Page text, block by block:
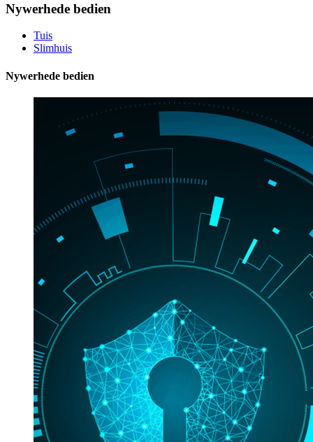
Nywerhede bedien
Tuis
Slimhuis
Nywerhede bedien